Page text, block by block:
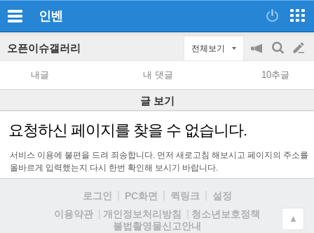
인벤
오픈이슈갤러리 전체보기
공
지
on/off
검
색
글
쓰
기
내글 내 댓글 10추글
글 보기
요청하신 페이지를 찾을 수 없습니다.
서비스 이용에 불편을 드려 죄송합니다. 먼저 새로고침 해보시고 페이지의 주소를
올바르게 입력했는지 다시 한번 확인해 보시기 바랍니다.
로그인 PC화면 퀵링크
설정
이용약관
개인정보처리방침
청소년보호정책
불법촬영물신고안내
▲